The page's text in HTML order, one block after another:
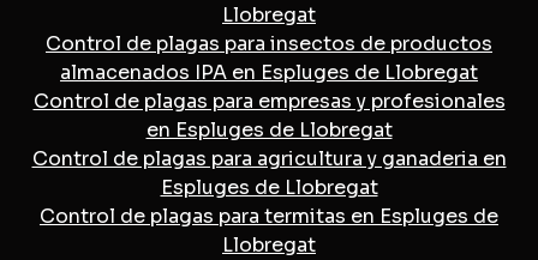
Llobregat
Control de plagas para insectos de productos
almacenados IPA en Espluges de Llobregat
Control de plagas para empresas y profesionales
en Espluges de Llobregat
Control de plagas para agricultura y ganaderia en
Espluges de Llobregat
Control de plagas para termitas en Espluges de
Llobregat